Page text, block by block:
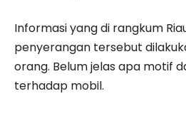
Informasi yang di rangkum
penyerangan tersebut
orang. Belum jelas apa motif
terhadap mobil.